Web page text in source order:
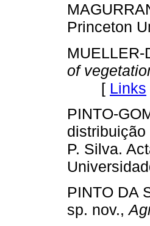
Princeton
of
[ Links
PINTO-
P. Silva.
PINTO DA
sp. nov.,